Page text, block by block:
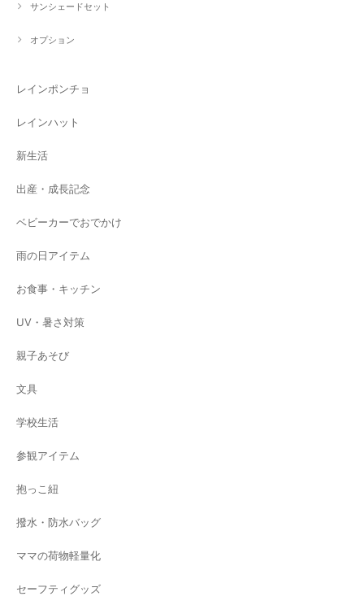
サンシェードセット
オプション
レインポンチョ
レインハット
新生活
出産・成長記念
ベビーカーでおでかけ
雨の日アイテム
お食事・キッチン
UV・暑さ対策
親子あそび
文具
学校生活
参観アイテム
抱っこ紐
撥水・防水バッグ
ママの荷物軽量化
セーフティグッズ